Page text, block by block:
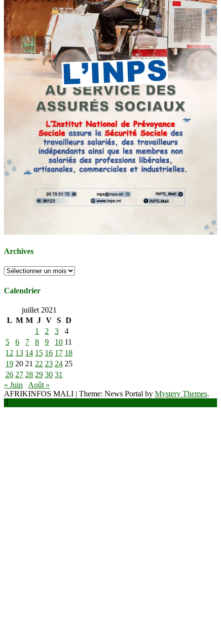
Archives
Archives
Calendrier
juillet 2021
L M M J V S D
1
2 3
4
5
6 7 8 9 10 11
12 13 14 15 16 17 18
19 20 21 22 23 24 25
26 27 28 29 30 31
« Juin
Août »
AFRIKINFOS MALI | Theme: News Portal by Mystery Themes.